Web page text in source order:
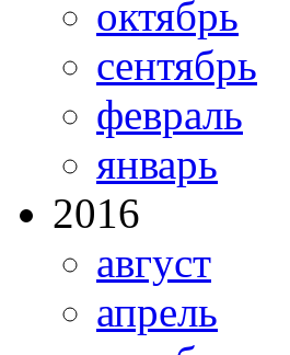
октябрь
сентябрь
февраль
январь
2016
август
апрель